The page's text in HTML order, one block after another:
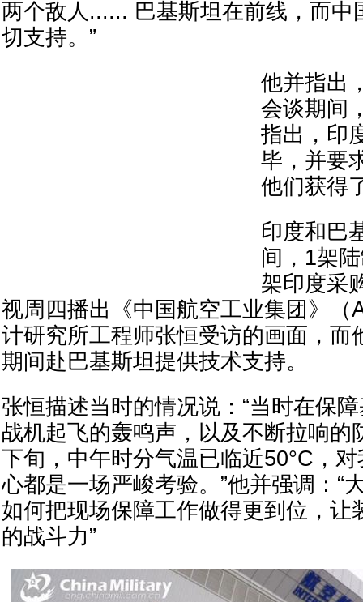
两个敌人...... 巴基斯坦在前线，而中
切支持。”
他并指出
会谈期间
指出，印
毕，并要
他们获得
印度和巴
间，1架
架印度采
视周四播出《中国航空工业集团》（
计研究所工程师张恒受访的画面，而
期间赴巴基斯坦提供技术支持。
张恒描述当时的情况说：“当时在保
战机起飞的轰鸣声，以及不断拉响的
下旬，中午时分气温已临近50°C，
心都是一场严峻考验。”他并强调：“
如何把现场保障工作做得更到位，让
的战斗力”